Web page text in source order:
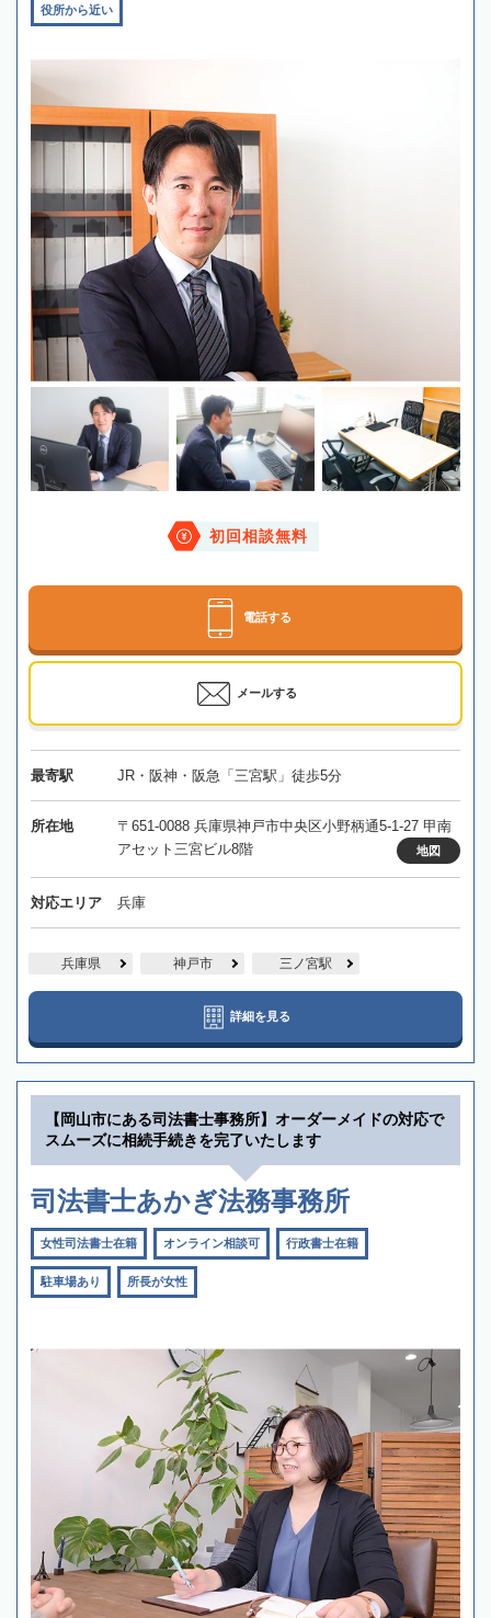
役所から近い
初回相談無料
電話する
メールする
最寄駅 JR・阪神・阪急「三宮駅」徒歩5分
所在地
〒651-0088 兵庫県神戸市中央区小野柄通5-1-27 甲南
アセット三宮ビル8階
地図
対応エリア 兵庫
兵庫県 神戸市 三ノ宮駅
詳細を見る
【岡山市にある司法書士事務所】オーダーメイドの対応で
スムーズに相続手続きを完了いたします
司法書士あかぎ法務事務所
女性司法書士在籍 オンライン相談可 行政書士在籍
駐車場あり 所長が女性